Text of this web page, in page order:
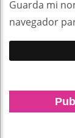
Guarda mi
navegador